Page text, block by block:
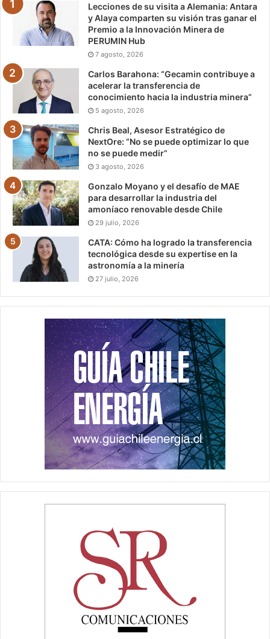
Lecciones de su visita a Alemania: Antara
y Alaya comparten su visión tras ganar el
Premio a la Innovación Minera de
PERUMIN Hub
7 agosto, 2026
Carlos Barahona: “Gecamin contribuye a
acelerar la transferencia de
conocimiento hacia la industria minera”
5 agosto, 2026
Chris Beal, Asesor Estratégico de
NextOre: “No se puede optimizar lo que
no se puede medir”
3 agosto, 2026
Gonzalo Moyano y el desafío de MAE
para desarrollar la industria del
amoníaco renovable desde Chile
29 julio, 2026
CATA: Cómo ha logrado la transferencia
tecnológica desde su expertise en la
astronomía a la minería
27 julio, 2026